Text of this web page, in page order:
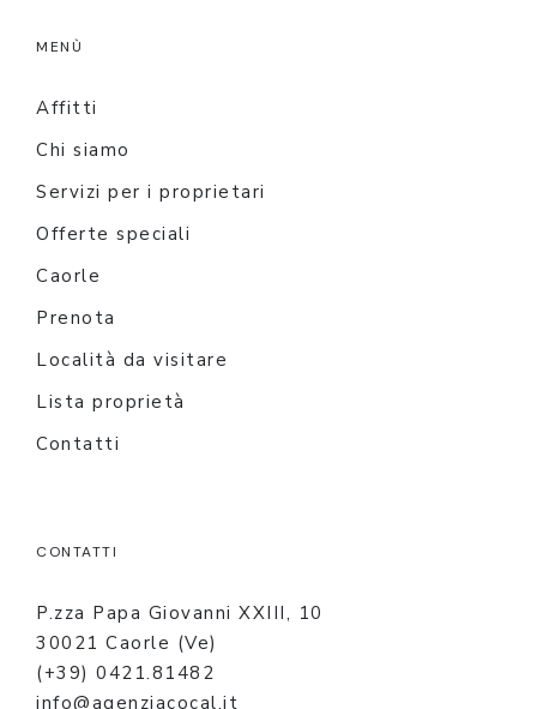
MENÙ
Affitti
Chi siamo
Servizi per i proprietari
Offerte speciali
Caorle
Prenota
Località da visitare
Lista proprietà
Contatti
CONTATTI
P.zza Papa Giovanni XXIII, 10
30021 Caorle (Ve)
(+39) 0421.81482
info@agenziacocal.it